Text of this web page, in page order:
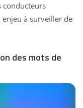
conducteurs
à surveiller de
des mots de